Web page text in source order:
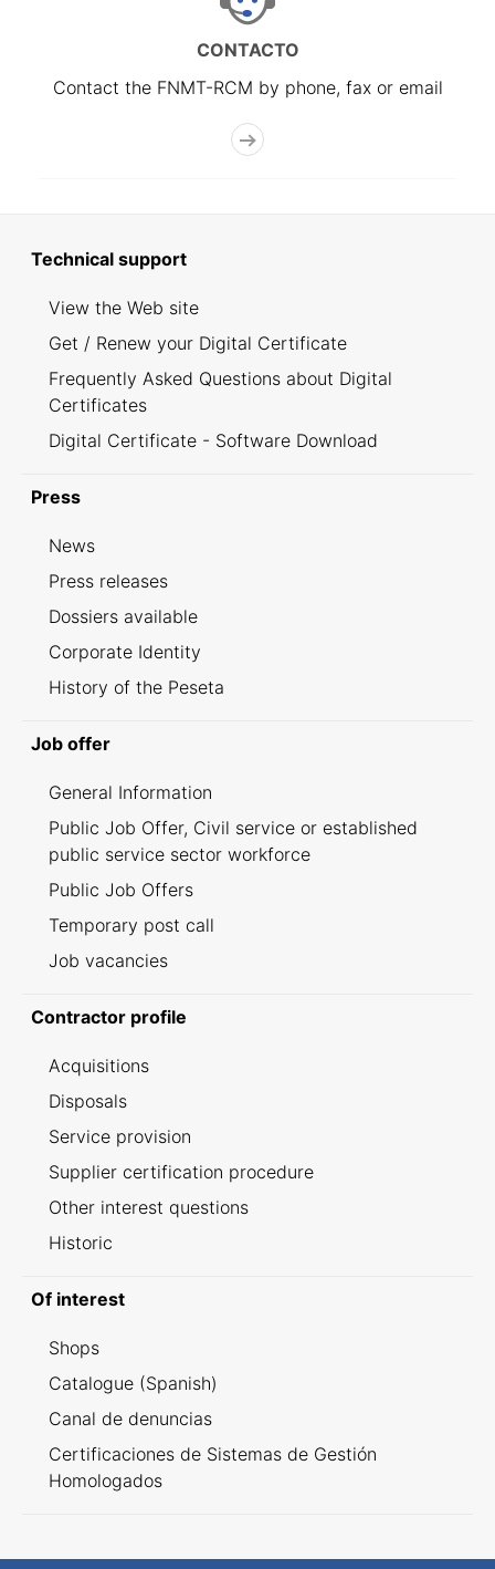
CONTACTO
Contact the FNMT-RCM by phone, fax or email
Technical support
View the Web site
Get / Renew your Digital Certificate
Frequently Asked Questions about Digital
Certificates
Digital Certificate - Software Download
Press
News
Press releases
Dossiers available
Corporate Identity
History of the Peseta
Job offer
General Information
Public Job Offer, Civil service or established
public service sector workforce
Public Job Offers
Temporary post call
Job vacancies
Contractor profile
Acquisitions
Disposals
Service provision
Supplier certification procedure
Other interest questions
Historic
Of interest
Shops
Catalogue (Spanish)
Canal de denuncias
Certificaciones de Sistemas de Gestión
Homologados